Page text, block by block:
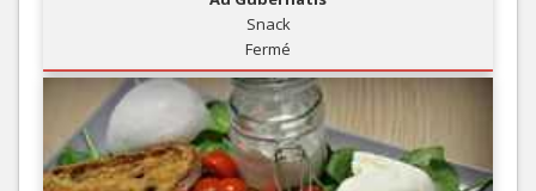
Snack
Fermé